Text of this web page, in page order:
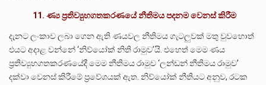
11. ණ්‍ය ප්‍රතිව්‍යුහගතකරණයේ නීතිමය පදනම වෙනස් කිරීම
දැනට ලංකාව ලබා ගෙන ඇති ණයවල නීතිමය ගැටලුවක් මතු වුවහොත්
එයට අදාළ වන්නේ ‘නිව්යෝක් නිති රාමුව’යි. එහෙත් මෙම ණය
ප්‍රතිව්‍යුහගතකරණයේදී මෙම නීතිමය රාමුව ‘ලන්ඩන් නීතිමය රාමුව’
දක්වා වෙනස් කිරීමේ ප්‍රවේශයක් ඇත. නිව්යෝක් නීතියට අනුව, රටක